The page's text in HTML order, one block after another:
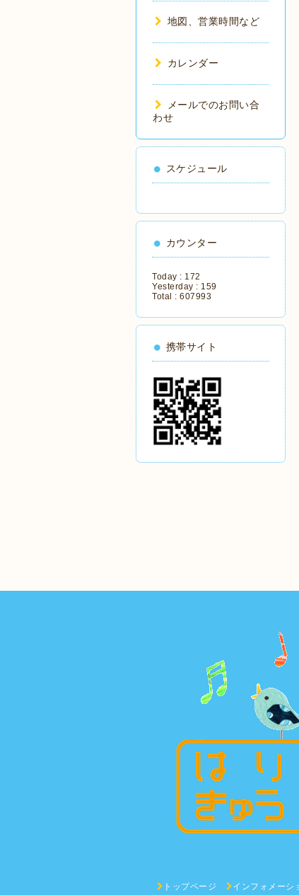
地図、営業時間など
カレンダー
メールでのお問い合
わせ
スケジュール
カウンター
Today : 172
Yesterday : 159
Total : 607993
携帯サイト
トップページ インフォメーシ